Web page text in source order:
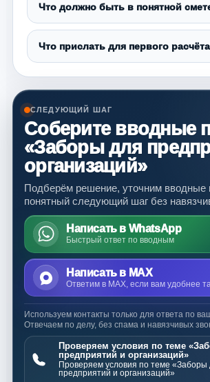
Что должно быть в понятной
Что прислать для первого
СЛЕДУЮЩИЙ ШАГ
Соберите вводные
«Заборы для
организаций»
Подберём решение, уточним вводные
понятный следующий шаг без
Написать в WhatsApp
Быстрый ответ по вводным
Написать в MAX
Ответим в MAX, если вам удобнее
Используем контакты только для ответа по
Отвечаем по делу, без спама и навязчивых
Проверяем условия по теме
предприятий и организаций»
Проверяем условия по теме «Заборы
предприятий и организаций»